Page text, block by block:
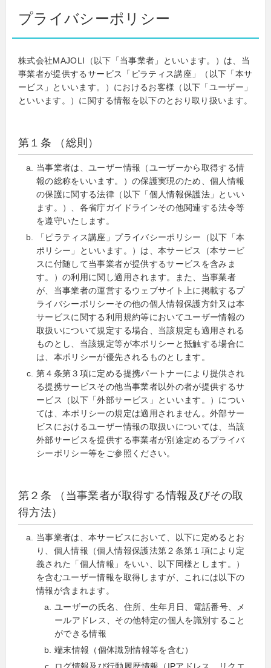
プライバシーポリシー
株式会社MAJOLI（以下「当事業者」といいます。）は、当
事業者が提供するサービス「ピラティス講座」（以下「本サ
ービス」といいます。）におけるお客様（以下「ユーザー」
といいます。）に関する情報を以下のとおり取り扱います。
第１条 （総則）
当事業者は、ユーザー情報（ユーザーから取得する情
報の総称をいいます。）の保護実現のため、個人情報
の保護に関する法律（以下「個人情報保護法」といい
ます。）、各省庁ガイドラインその他関連する法令等
を遵守いたします。
「ピラティス講座」プライバシーポリシー（以下「本
ポリシー」といいます。）は、本サービス（本サービ
スに付随して当事業者が提供するサービスを含みま
す。）の利用に関し適用されます。また、当事業者
が、当事業者の運営するウェブサイト上に掲載するプ
ライバシーポリシーその他の個人情報保護方針又は本
サービスに関する利用規約等においてユーザー情報の
取扱いについて規定する場合、当該規定も適用される
ものとし、当該規定等が本ポリシーと抵触する場合に
は、本ポリシーが優先されるものとします。
第４条第３項に定める提携パートナーにより提供され
る提携サービスその他当事業者以外の者が提供するサ
ービス（以下「外部サービス」といいます。）につい
ては、本ポリシーの規定は適用されません。外部サー
ビスにおけるユーザー情報の取扱いについては、当該
外部サービスを提供する事業者が別途定めるプライバ
シーポリシー等をご参照ください。
第２条 （当事業者が取得する情報及びその取
得方法）
当事業者は、本サービスにおいて、以下に定めるとお
り、個人情報（個人情報保護法第２条第１項により定
義された「個人情報」をいい、以下同様とします。）
を含むユーザー情報を取得しますが、これには以下の
情報が含まれます。
ユーザーの氏名、住所、生年月日、電話番号、メ
ールアドレス、その他特定の個人を識別すること
ができる情報
端末情報（個体識別情報等を含む）